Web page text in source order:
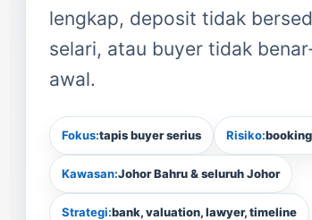
lengkap, deposit tidak
selari, atau buyer tidak
awal.
Fokus:tapis buyer serius Risiko:
Kawasan:Johor Bahru & seluruh Johor
Strategi:bank, valuation, lawyer, timeline